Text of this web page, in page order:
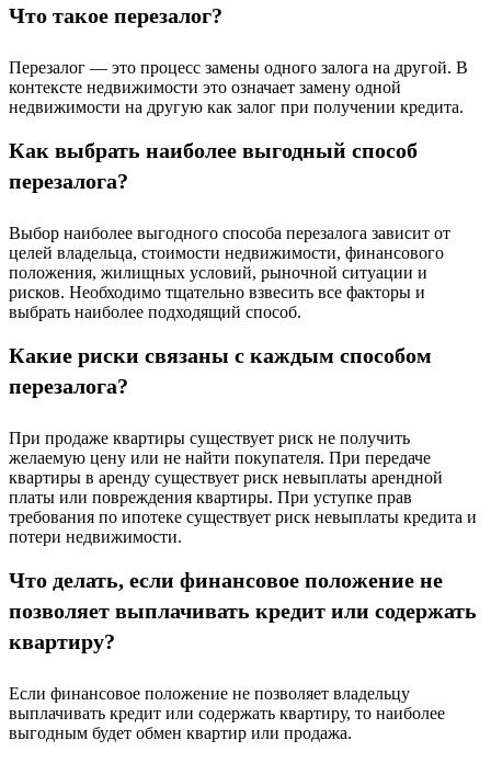
Что такое перезалог?
Перезалог — это процесс замены одного залога на другой. В
контексте недвижимости это означает замену одной
недвижимости на другую как залог при получении кредита.
Как выбрать наиболее выгодный способ
перезалога?
Выбор наиболее выгодного способа перезалога зависит от
целей владельца, стоимости недвижимости, финансового
положения, жилищных условий, рыночной ситуации и
рисков. Необходимо тщательно взвесить все факторы и
выбрать наиболее подходящий способ.
Какие риски связаны с каждым способом
перезалога?
При продаже квартиры существует риск не получить
желаемую цену или не найти покупателя. При передаче
квартиры в аренду существует риск невыплаты арендной
платы или повреждения квартиры. При уступке прав
требования по ипотеке существует риск невыплаты кредита и
потери недвижимости.
Что делать, если финансовое положение не
позволяет выплачивать кредит или содержать
квартиру?
Если финансовое положение не позволяет владельцу
выплачивать кредит или содержать квартиру, то наиболее
выгодным будет обмен квартир или продажа.